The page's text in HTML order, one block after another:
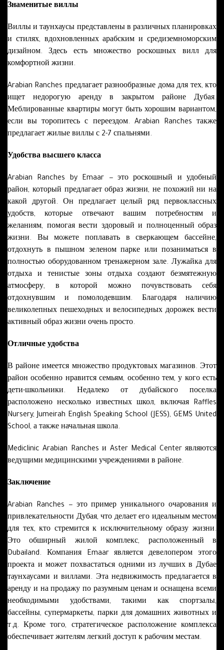
Знаменитые виллы
Виллы и таунхаусы представлены в различных планировках
и стилях, вдохновленных арабским и средиземноморским
дизайном. Здесь есть множество роскошных вилл для
комфортной жизни.
Arabian Ranches предлагает разнообразные дома для тех, кто
ищет недорогую аренду в закрытом районе Дубая.
Меблированные квартиры могут быть хорошим вариантом,
если вы торопитесь с переездом. Arabian Ranches также
предлагает жилые виллы с 2-7 спальнями.
Удобства высшего класса
Arabian Ranches by Emaar − это роскошный и удобный
район, который предлагает образ жизни, не похожий ни на
какой другой. Он предлагает целый ряд первоклассных
удобств, которые отвечают вашим потребностям и
желаниям, помогая вести здоровый и полноценный образ
жизни. Вы можете поплавать в сверкающем бассейне,
отдохнуть в пышном зеленом парке или позаниматься в
полностью оборудованном тренажерном зале. Лужайка для
отдыха и тенистые зоны отдыха создают безмятежную
атмосферу, в которой можно почувствовать себя
отдохнувшим и помолодевшим. Благодаря наличию
великолепных пешеходных и велосипедных дорожек вести
активный образ жизни очень просто.
Отличные удобства
В районе имеется множество продуктовых магазинов. Этот
район особенно нравится семьям, особенно тем, у кого есть
дети-школьники. Недалеко от дубайского поселка
расположено несколько известных школ, включая Raffles
Nursery, Jumeirah English Speaking School (JESS), GEMS United
School, а также начальная школа.
Mediclinic Arabian Ranches и Aster Medical Center являются
ведущими медицинскими учреждениями в районе.
Заключение
Arabian Ranches − это пример уникального очарования и
привлекательности Дубая, что делает его идеальным местом
для тех, кто стремится к исключительному образу жизни.
Это обширный жилой комплекс, расположенный в
Dubailand. Компания Emaar является девелопером этого
проекта и может похвастаться одними из лучших в Дубае
таунхаусами и виллами. Эта недвижимость предлагается в
аренду и на продажу по разумным ценам и оснащена всеми
необходимыми удобствами, такими как спортзалы,
бассейны, супермаркеты, парки для домашних животных и
т.д. Кроме того, стратегическое расположение комплекса
обеспечивает жителям легкий доступ к рабочим местам.